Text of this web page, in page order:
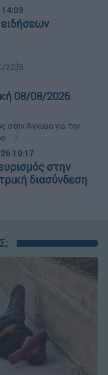
08/08/2026
19:17
στην
διασύνδεση